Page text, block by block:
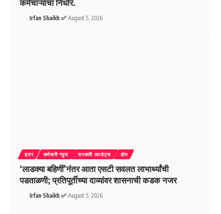
कर्मचाऱ्यांचा निर्धार.
Irfan Shaikh ✅ August 5, 2026
इतर कर्मचारी न्युज सरकारी अपडेट्स होम
‘लाडक्या बहिणीं’नंतर आता एसटी सवलत लाभार्थ्यांची
पडताळणी; प्रतिपूर्तीच्या दाव्यांवर शासनाची कडक नजर
Irfan Shaikh ✅ August 5, 2026